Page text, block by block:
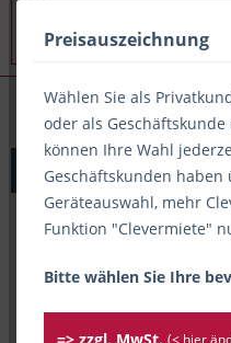
HP Envy 6020e
Original Tinte HP 305XL /
Preisauszeichnung
Wählen Sie als
oder als
können Ihre Wahl
Geschäftskunden
Geräteauswahl, mehr
Funktion "Clevermiete"
Bitte wählen Sie Ihre
=> zzgl. MwSt. (< hier